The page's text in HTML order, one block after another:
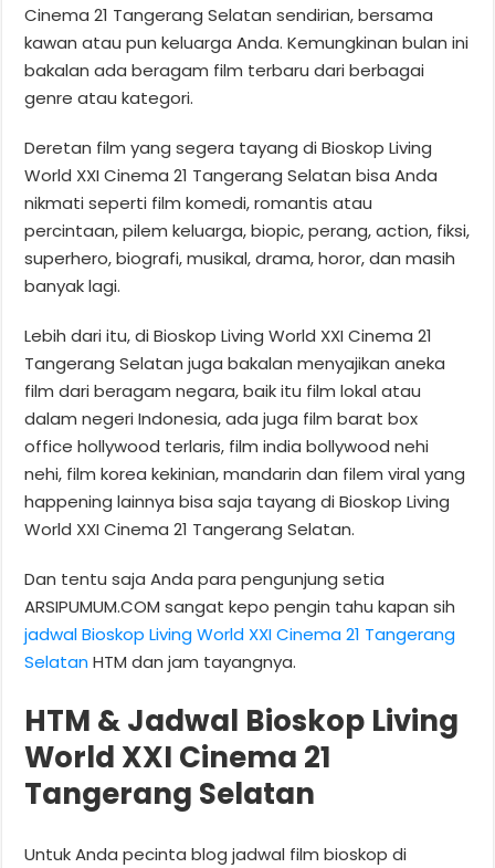
Cinema 21 Tangerang Selatan sendirian, bersama
kawan atau pun keluarga Anda. Kemungkinan bulan ini
bakalan ada beragam film terbaru dari berbagai
genre atau kategori.
Deretan film yang segera tayang di Bioskop Living
World XXI Cinema 21 Tangerang Selatan bisa Anda
nikmati seperti film komedi, romantis atau
percintaan, pilem keluarga, biopic, perang, action, fiksi,
superhero, biografi, musikal, drama, horor, dan masih
banyak lagi.
Lebih dari itu, di Bioskop Living World XXI Cinema 21
Tangerang Selatan juga bakalan menyajikan aneka
film dari beragam negara, baik itu film lokal atau
dalam negeri Indonesia, ada juga film barat box
office hollywood terlaris, film india bollywood nehi
nehi, film korea kekinian, mandarin dan filem viral yang
happening lainnya bisa saja tayang di Bioskop Living
World XXI Cinema 21 Tangerang Selatan.
Dan tentu saja Anda para pengunjung setia
ARSIPUMUM.COM sangat kepo pengin tahu kapan sih
jadwal Bioskop Living World XXI Cinema 21 Tangerang
SelatanHTM dan jam tayangnya.
HTM & Jadwal Bioskop Living
World XXI Cinema 21
Tangerang Selatan
Untuk Anda pecinta blog jadwal film bioskop di